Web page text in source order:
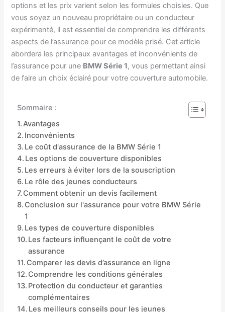
options et les prix varient selon les formules choisies. Que
vous soyez un nouveau propriétaire ou un conducteur
expérimenté, il est essentiel de comprendre les différents
aspects de l’assurance pour ce modèle prisé. Cet article
abordera les principaux avantages et inconvénients de
l’assurance pour une BMW Série 1, vous permettant ainsi
de faire un choix éclairé pour votre couverture automobile.
Sommaire :
Avantages
Inconvénients
Le coût d'assurance de la BMW Série 1
Les options de couverture disponibles
Les erreurs à éviter lors de la souscription
Le rôle des jeunes conducteurs
Comment obtenir un devis facilement
Conclusion sur l'assurance pour votre BMW Série
1
Les types de couverture disponibles
Les facteurs influençant le coût de votre
assurance
Comparer les devis d’assurance en ligne
Comprendre les conditions générales
Protection du conducteur et garanties
complémentaires
Les meilleurs conseils pour les jeunes